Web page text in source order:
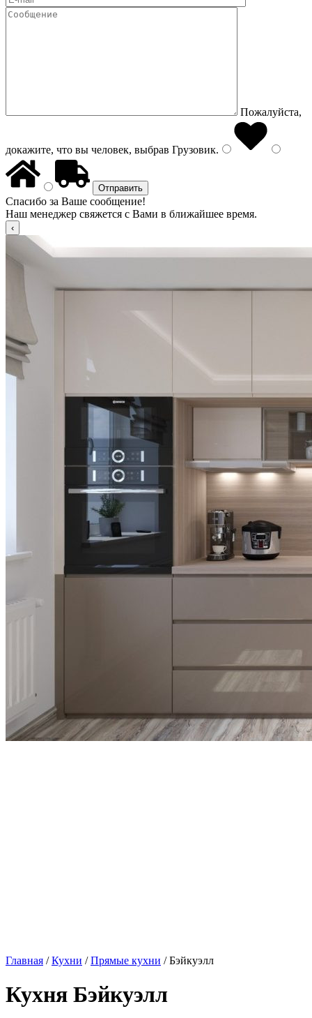
Пожалуйста,
докажите, что вы человек, выбрав Грузовик.
Спасибо за Ваше сообщение!
Наш менеджер свяжется с Вами в ближайшее время.
Главная /Кухни /Прямые кухни / Бэйкуэлл
Кухня Бэйкуэлл